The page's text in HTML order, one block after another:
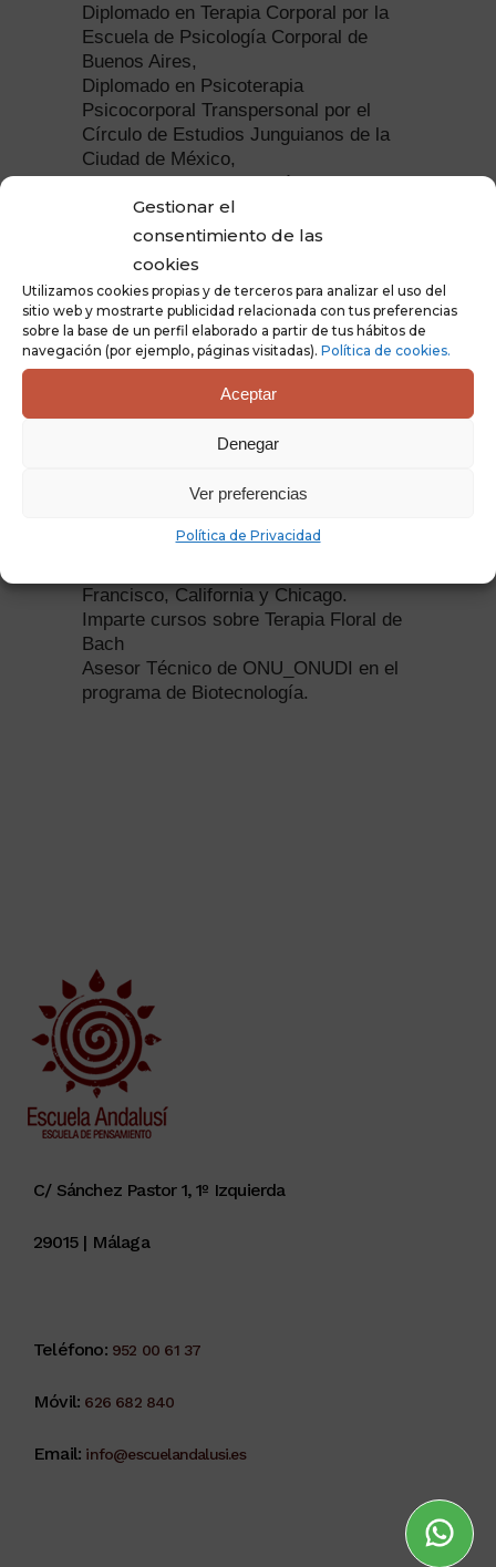
Gestionar el
consentimiento de las
cookies
Utilizamos cookies propias y de terceros para analizar el uso del
sitio web y mostrarte publicidad relacionada con tus preferencias
sobre la base de un perfil elaborado a partir de tus hábitos de
navegación (por ejemplo, páginas visitadas). Política de cookies.
Aceptar
Denegar
Ver preferencias
Política de Privacidad
Diplomado en Terapia Corporal por la
Escuela de Psicología Corporal de
Buenos Aires,
Diplomado en Psicoterapia
Psicocorporal Transpersonal por el
Círculo de Estudios Junguianos de la
Ciudad de México,
Diplomado en Homeopatía por la U de
Terapeuta Floral desde 1996,
Diplomado de terapia Floral en ITESO
Universidad Jesuita de Guadalajara
Coordinadora de la Escuela Andalusí en
Guadalajara, Jalisco México
Profesora invitada de la Escuela
Andalusí, desde el 2013.
Profesora de Ayurveda en ITESO .
Conferencista en el Congreso Lago
Conferencista en la Semana Binacional
Francisco, California y Chicago.
Imparte cursos sobre Terapia Floral de
Bach
Asesor Técnico de ONU_ONUDI en el
programa de Biotecnología.
C/ Sánchez Pastor 1, 1º Izquierda
29015 | Málaga
Teléfono: 952 00 61 37
Móvil: 626 682 840
Email: info@escuelandalusi.es